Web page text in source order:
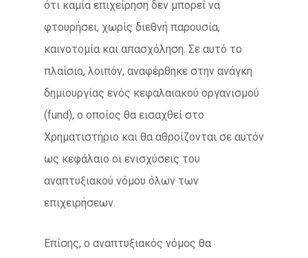
ότι καμία επιχείρηση δεν μπορεί να
φτουρήσει, χωρίς διεθνή παρουσία,
καινοτομία και απασχόληση. Σε αυτό το
πλαίσιο, λοιπόν, αναφέρθηκε στην ανάγκη
δημιουργίας ενός κεφαλαιακού οργανισμού
(fund), ο οποίος θα εισαχθεί στο
Χρηματιστήριο και θα αθροίζονται σε αυτόν
ως κεφάλαιο οι ενισχύσεις του
αναπτυξιακού νόμου όλων των
επιχειρήσεων.
Επίσης, ο αναπτυξιακός νόμος θα